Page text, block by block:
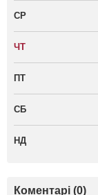
СР
ЧТ
ПТ
СБ
НД
Коментарі (0)